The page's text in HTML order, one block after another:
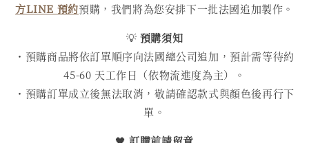
方LINE 預約預購，我們將為您安排下一批法國追加製作。
💡 預購須知
・預購商品將依訂單順序向法國總公司追加，預計需等待約
45-60 天工作日（依物流進度為主）。
・預購訂單成立後無法取消，敬請確認款式與顏色後再行下
單。